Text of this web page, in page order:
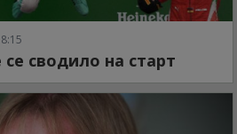
сводило на старт